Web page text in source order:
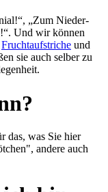
„Zum Nieder­
Und wir kön­nen
Frucht­auf­stri­che und
sie auch selber zu
das, was Sie hier
an­de­re auch